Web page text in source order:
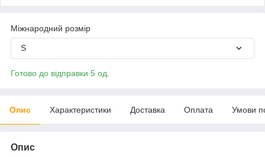
Міжнародний розмір
S
Готово до відправки 5 од.
Опис Характеристики Доставка Оплата Умови
Опис